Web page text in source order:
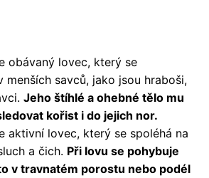
obávaný lovec, který se
menších savců, jako jsou hraboši,
Jeho štíhlé a ohebné tělo mu
kořist i do jejich nor.
aktivní lovec, který se spoléhá na
a čich. Při lovu se pohybuje
v travnatém porostu nebo podél